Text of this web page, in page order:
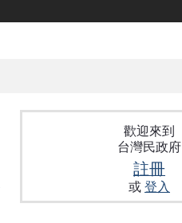
歡迎來到
台灣民政府
註冊
或登入